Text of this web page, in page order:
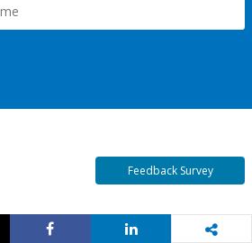
Feedback Survey